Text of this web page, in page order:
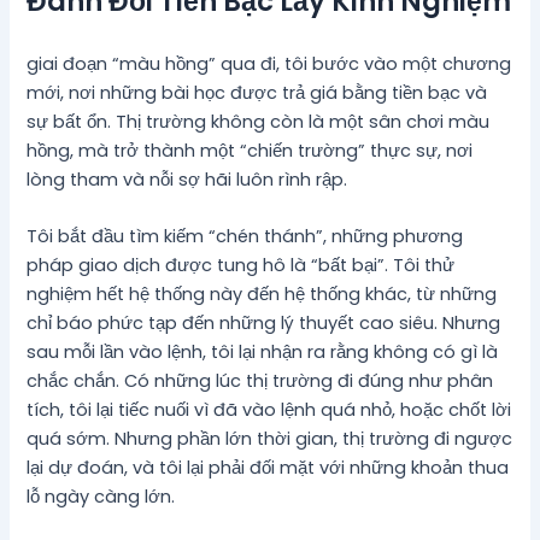
giai đoạn “màu hồng” qua đi, tôi bước vào một chương
mới, nơi những bài học được trả giá bằng tiền bạc và
sự bất ổn. Thị trường không còn là một sân chơi màu
hồng, mà trở thành một “chiến trường” thực sự, nơi
lòng tham và nỗi sợ hãi luôn rình rập.
Tôi bắt đầu tìm kiếm “chén thánh”, những phương
pháp giao dịch được tung hô là “bất bại”. Tôi thử
nghiệm hết hệ thống này đến hệ thống khác, từ những
chỉ báo phức tạp đến những lý thuyết cao siêu. Nhưng
sau mỗi lần vào lệnh, tôi lại nhận ra rằng không có gì là
chắc chắn. Có những lúc thị trường đi đúng như phân
tích, tôi lại tiếc nuối vì đã vào lệnh quá nhỏ, hoặc chốt lời
quá sớm. Nhưng phần lớn thời gian, thị trường đi ngược
lại dự đoán, và tôi lại phải đối mặt với những khoản thua
lỗ ngày càng lớn.